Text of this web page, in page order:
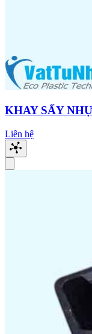
KHAY SẤY
Liên hệ